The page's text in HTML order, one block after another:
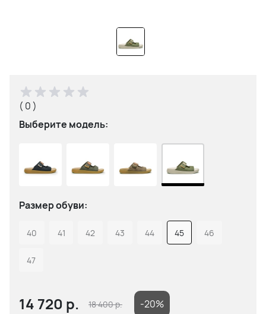
( 0 )
Выберите модель:
Размер обуви:
40 41 42 43 44 45 46
47
14 720 р. 18 400р. -20%